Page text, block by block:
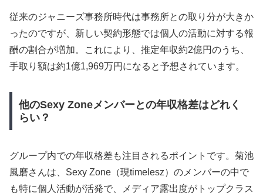
従来のジャニーズ事務所時代は事務所との取り分が大きか
ったのですが、新しい契約形態では個人の活動に対する報
酬の割合が増加。これにより、推定年収約2億円のうち、
手取り額は約1億1,969万円になると予想されています。
他のSexy Zoneメンバーとの年収格差はどれく
らい？
グループ内での年収格差も注目されるポイントです。菊池
風磨さんは、Sexy Zone（現timelesz）のメンバーの中で
も特に個人活動が活発で、メディア露出度がトップクラス